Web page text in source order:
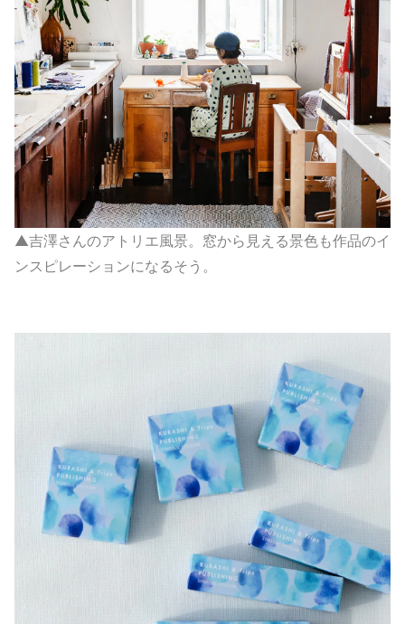
▲吉澤さんのアトリエ風景。窓から見える景色も作品のイ
ンスピレーションになるそう。